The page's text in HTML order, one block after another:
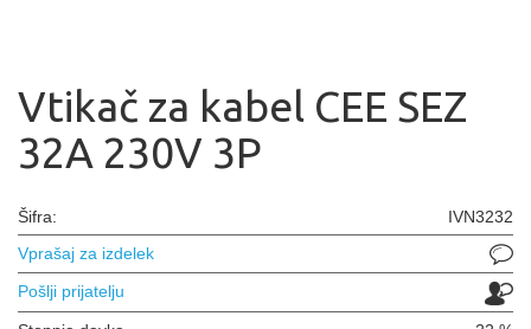
Vtikač za kabel CEE SEZ
32A 230V 3P
Šifra:
IVN3232
Vprašaj za izdelek
Pošlji prijatelju